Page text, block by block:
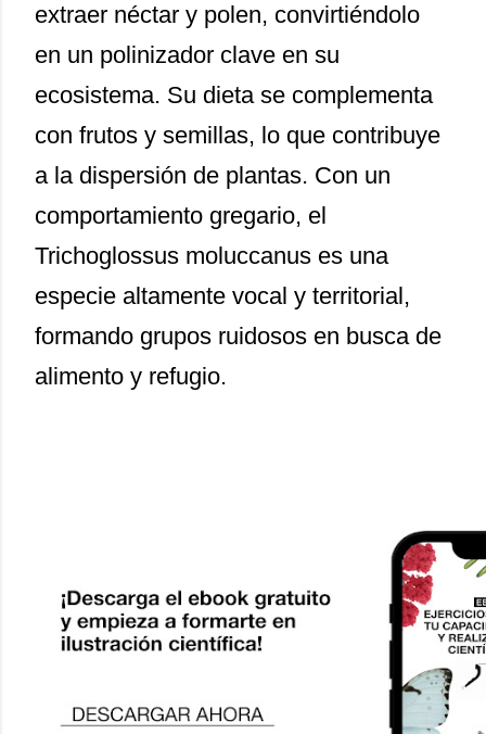
extraer néctar y polen, convirtiéndolo
en un polinizador clave en su
ecosistema. Su dieta se complementa
con frutos y semillas, lo que contribuye
a la dispersión de plantas. Con un
comportamiento gregario, el
Trichoglossus moluccanus es una
especie altamente vocal y territorial,
formando grupos ruidosos en busca de
alimento y refugio.